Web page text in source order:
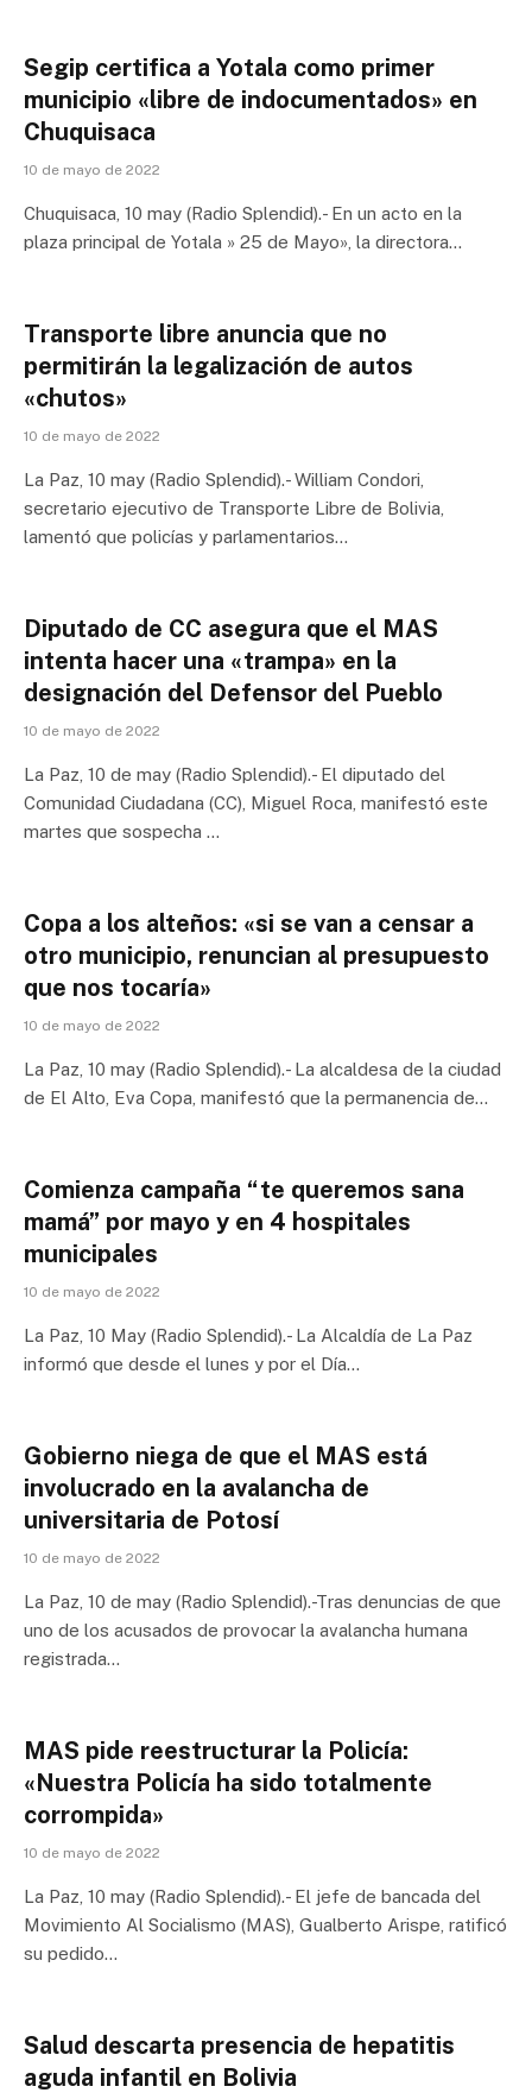
Segip certifica a Yotala como primer
municipio «libre de indocumentados» en
Chuquisaca
10 de mayo de 2022
Chuquisaca, 10 may (Radio Splendid).- En un acto en la
plaza principal de Yotala » 25 de Mayo», la directora…
Transporte libre anuncia que no
permitirán la legalización de autos
«chutos»
10 de mayo de 2022
La Paz, 10 may (Radio Splendid).- William Condori,
secretario ejecutivo de Transporte Libre de Bolivia,
lamentó que policías y parlamentarios…
Diputado de CC asegura que el MAS
intenta hacer una «trampa» en la
designación del Defensor del Pueblo
10 de mayo de 2022
La Paz, 10 de may (Radio Splendid).- El diputado del
Comunidad Ciudadana (CC), Miguel Roca, manifestó este
martes que sospecha …
Copa a los alteños: «si se van a censar a
otro municipio, renuncian al presupuesto
que nos tocaría»
10 de mayo de 2022
La Paz, 10 may (Radio Splendid).- La alcaldesa de la ciudad
de El Alto, Eva Copa, manifestó que la permanencia de…
Comienza campaña “te queremos sana
mamá” por mayo y en 4 hospitales
municipales
10 de mayo de 2022
La Paz, 10 May (Radio Splendid).- La Alcaldía de La Paz
informó que desde el lunes y por el Día…
Gobierno niega de que el MAS está
involucrado en la avalancha de
universitaria de Potosí
10 de mayo de 2022
La Paz, 10 de may (Radio Splendid).-Tras denuncias de que
uno de los acusados de provocar la avalancha humana
registrada…
MAS pide reestructurar la Policía:
«Nuestra Policía ha sido totalmente
corrompida»
10 de mayo de 2022
La Paz, 10 may (Radio Splendid).- El jefe de bancada del
Movimiento Al Socialismo (MAS), Gualberto Arispe, ratificó
su pedido…
Salud descarta presencia de hepatitis
aguda infantil en Bolivia